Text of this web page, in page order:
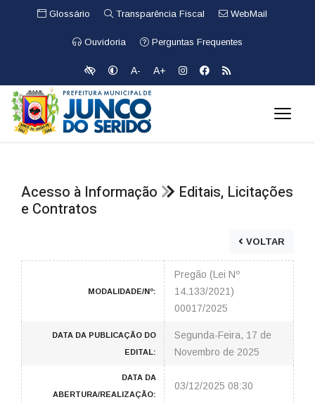
Glossário Transparência Fiscal WebMail
Ouvidoria Perguntas Frequentes
A- A+
Acesso à Informação
Editais, Licitações
e Contratos
VOLTAR
MODALIDADE/Nº:
Pregão (Lei Nº
14.133/2021)
00017/2025
DATA DA PUBLICAÇÃO DO
EDITAL:
Segunda-Feira, 17 de
Novembro de 2025
DATA DA
ABERTURA/REALIZAÇÃO:
03/12/2025 08:30